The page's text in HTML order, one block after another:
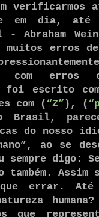
verificarmos
em dia,
- Abraham
muitos erros
com erros
foi escrito
com ( “Z” ), (
Brasil,
do nosso
ao se
sempre digo:
também.
errar. Até
que